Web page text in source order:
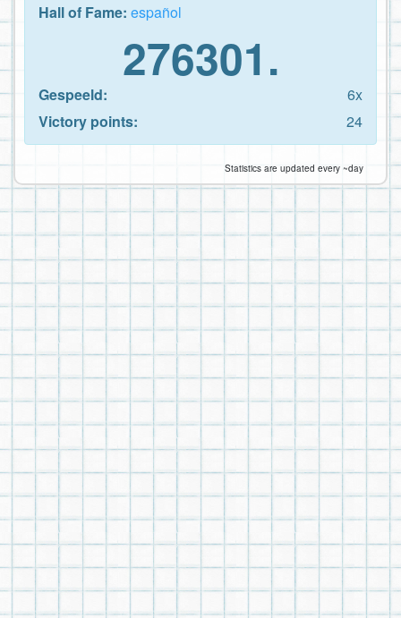
Hall of Fame: español
276301.
Gespeeld:
6x
Victory points:
24
Statistics are updated every ~day